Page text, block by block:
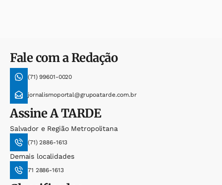
Fale com a Redação
(71) 99601-0020
jornalismoportal@grupoatarde.com.br
AssineA TARDE
Salvador e Região Metropolitana
(71) 2886-1613
Demais localidades
71 2886-1613